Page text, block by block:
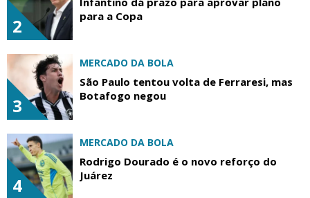
2
para a Copa
3
MERCADO DA BOLA
São Paulo tentou volta de Ferraresi, mas
Botafogo negou
4
MERCADO DA BOLA
Rodrigo Dourado é o novo reforço do
Juárez